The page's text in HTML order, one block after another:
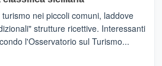
nei piccoli comuni, laddove
strutture ricettive. Interessanti
l'Osservatorio sul Turismo...